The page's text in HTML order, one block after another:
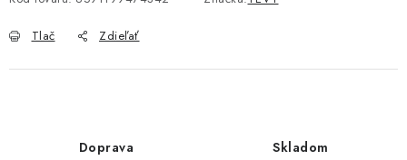
Tlač Zdieľať
Doprava Skladom